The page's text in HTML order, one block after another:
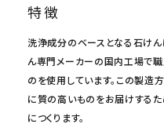
特徴
洗浄成分のベースとなる石けん
ん専門メーカーの国内工場で
のを使用しています。この製造
に質の高いものをお届けする
につくります。